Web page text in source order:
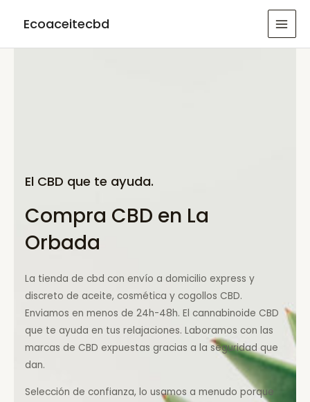
Ecoaceitecbd
El CBD que te ayuda.
Compra CBD en La
Orbada
La tienda de cbd con envío a domicilio express y
discreto de aceite, cosmética y cogollos CBD.
Enviamos en menos de 24h-48h. El cannabinoide CBD
que te ayuda en tus relajaciones. Laboramos con las
marcas de CBD expuestas gracias a la seguridad que
dan.
Selección de confianza, lo usamos a menudo porque